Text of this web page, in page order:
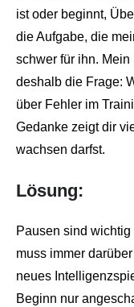
ist oder beginnt,
die Aufgabe, die
schwer für ihn.
deshalb die Frage:
über Fehler im
Gedanke zeigt dir
wachsen darfst.
Lösung:
Pausen sind
muss immer
neues
Beginn nur